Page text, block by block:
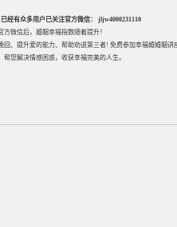
经有众多用户已关注官方微信： jljw4000231110
微信后，婚姻幸福指数随着提升！
回 、提升爱的能力、帮助劝退第三者! 免费参加幸福婚婚姻讲
帮您解决情感困惑，收获幸福完美的人生。